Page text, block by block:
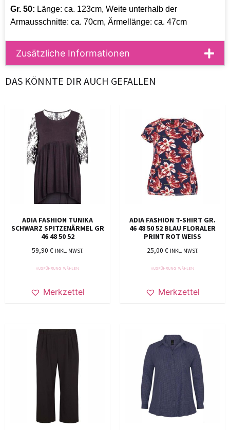
Gr. 50: Länge: ca. 123cm, Weite unterhalb der
Armausschnitte: ca. 70cm, Ärmellänge: ca. 47cm
Zusätzliche Informationen
DAS KÖNNTE DIR AUCH GEFALLEN
ADIA FASHION TUNIKA
SCHWARZ SPITZENÄRMEL GR
46 48 50 52
59,90 € INKL. MWST.
AUSFÜHRUNG WÄHLEN
Merkzettel
ADIA FASHION T-SHIRT GR.
46 48 50 52 BLAU FLORALER
PRINT ROT WEISS
25,00 € INKL. MWST.
AUSFÜHRUNG WÄHLEN
Merkzettel